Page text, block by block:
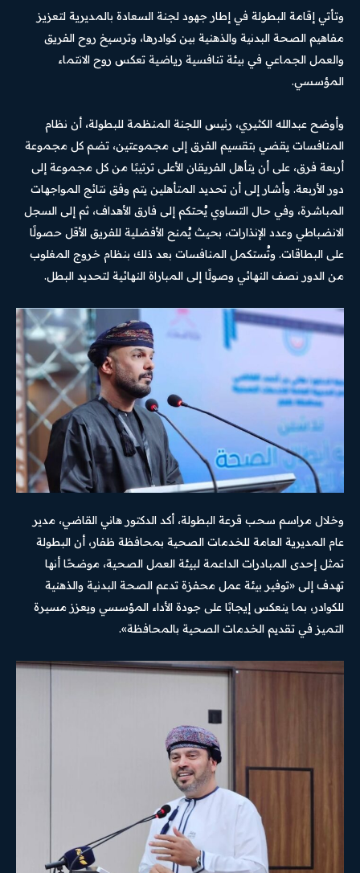
وتأتي إقامة البطولة في إطار جهود لجنة السعادة بالمديرية لتعزيز
مفاهيم الصحة البدنية والذهنية بين كوادرها، وترسيخ روح الفريق
والعمل الجماعي في بيئة تنافسية رياضية تعكس روح الانتماء
المؤسسي.
وأوضح عبدالله الكثيري، رئيس اللجنة المنظمة للبطولة، أن نظام
المنافسات يقضي بتقسيم الفرق إلى مجموعتين، تضم كل مجموعة
أربعة فرق، على أن يتأهل الفريقان الأعلى ترتيبًا من كل مجموعة إلى
دور الأربعة. وأشار إلى أن تحديد المتأهلين يتم وفق نتائج المواجهات
المباشرة، وفي حال التساوي يُحتكم إلى فارق الأهداف، ثم إلى السجل
الانضباطي وعدد الإنذارات، بحيث يُمنح الأفضلية للفريق الأقل حصولًا
على البطاقات. وتُستكمل المنافسات بعد ذلك بنظام خروج المغلوب
من الدور نصف النهائي وصولًا إلى المباراة النهائية لتحديد البطل.
وخلال مراسم سحب قرعة البطولة، أكد الدكتور هاني القاضي، مدير
عام المديرية العامة للخدمات الصحية بمحافظة ظفار، أن البطولة
تمثل إحدى المبادرات الداعمة لبيئة العمل الصحية، موضحًا أنها
تهدف إلى «توفير بيئة عمل محفزة تدعم الصحة البدنية والذهنية
للكوادر، بما ينعكس إيجابًا على جودة الأداء المؤسسي ويعزز مسيرة
التميز في تقديم الخدمات الصحية بالمحافظة».